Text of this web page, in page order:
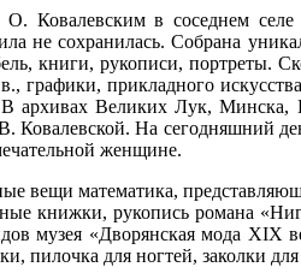
Ковалевским в соседнем
не сохранилась. Собрана
книги, рукописи, портреты.
графики, прикладного
архивах Великих Лук,
Ковалевской. На сегодняшний
женщине.
вещи математика,
книжки, рукопись романа
музея «Дворянская мода
пилочка для ногтей, заколки